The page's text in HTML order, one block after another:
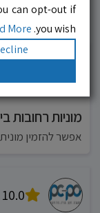
עסקים
מוניות רחובות
אפשר להזמין מונית
10.0
can opt-out if
you wish.
More